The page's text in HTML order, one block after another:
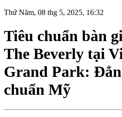
Thứ Năm, 08 thg 5, 2025, 16:32
Tiêu chuẩn bàn
The Beverly tại
Grand Park:
chuẩn Mỹ